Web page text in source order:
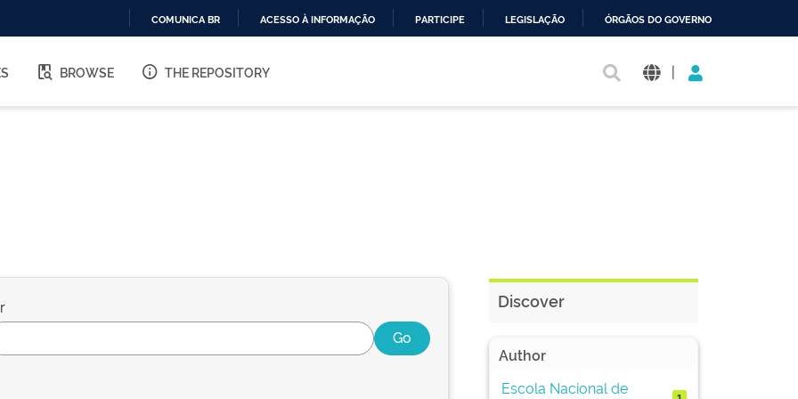
O
COMUNICA BR ACESSO À INFORMAÇÃO PARTICIPE LEGISLAÇÃO ÓRGÃOS DO GOVERNO
BROWSE THE REPOSITORY |
Discover
Author
Escola Nacional de